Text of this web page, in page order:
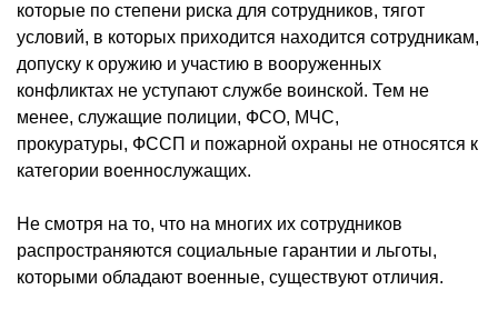
которые по степени риска для сотрудников, тягот
условий, в которых приходится находится сотрудникам,
допуску к оружию и участию в вооруженных
конфликтах не уступают службе воинской. Тем не
менее, служащие полиции, ФСО, МЧС,
прокуратуры, ФССП и пожарной охраны не относятся к
категории военнослужащих.
Не смотря на то, что на многих их сотрудников
распространяются социальные гарантии и льготы,
которыми обладают военные, существуют отличия.